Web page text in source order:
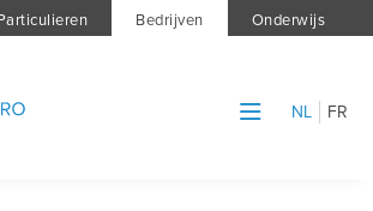
Bedrijven Onderwijs
NL FR